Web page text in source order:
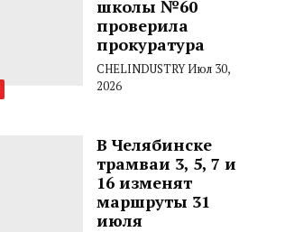
школы №60
проверила
прокуратура
CHELINDUSTRYИюл 30,
2026
В Челябинске
трамваи 3, 5, 7 и
16 изменят
маршруты 31
июля